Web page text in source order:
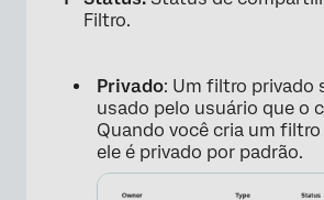
Filtro.
Privado: Um filtro privado
usado pelo usuário que o
Quando você cria um
ele é privado por padrão.